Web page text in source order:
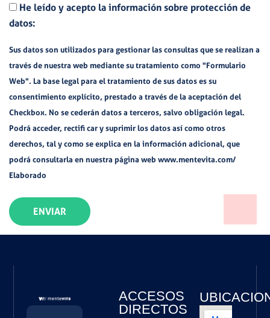
He leído y acepto la información sobre protección de
datos:
Sus datos son utilizados para gestionar las consultas que se realizan a
través de nuestra web mediante su tratamiento como "Formulario
Web". La base legal para el tratamiento de sus datos es su
consentimiento explícito, prestado a través de la aceptación del
Checkbox. No se cederán datos a terceros, salvo obligación legal.
Podrá acceder, rectifi car y suprimir los datos así como otros
derechos, tal y como se explica en la información adicional, que
podrá consultarla en nuestra página web www.mentevita.com/
Elaborado
ENVIAR
ACCESOS
DIRECTOS